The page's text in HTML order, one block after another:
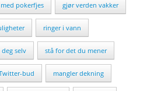
pokerfjes gjør verden vakker
ringer i vann
selv stå for det du mener
bud mangler dekning